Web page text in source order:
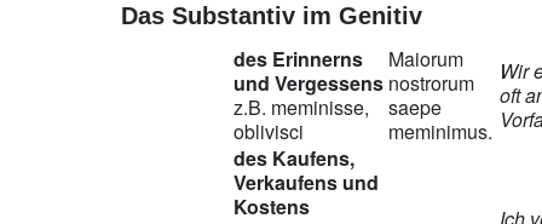
Das Substantiv im Genitiv
des Erinnerns
und Vergessens
z.B. meminisse,
oblivisci
Maiorum
nostrorum
saepe
meminimus.
Wir
oft
des Kaufens,
Verkaufens und
Kostens
Ich